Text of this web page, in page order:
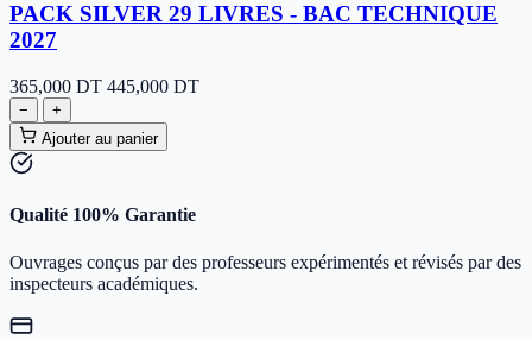
PACK SILVER 29 LIVRES - BAC TECHNIQUE
2027
365,000 DT 445,000 DT
−
+
Ajouter au panier
Qualité 100% Garantie
Ouvrages conçus par des professeurs expérimentés et révisés par des
inspecteurs académiques.